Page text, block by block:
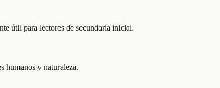
útil para lectores de secundaria inicial.
humanos y naturaleza.